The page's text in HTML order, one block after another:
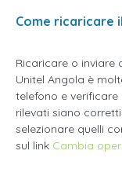
Come ricaricare
Ricaricare o
Unitel Angola è
telefono e
rilevati siano
selezionare quelli
sul link Cambia